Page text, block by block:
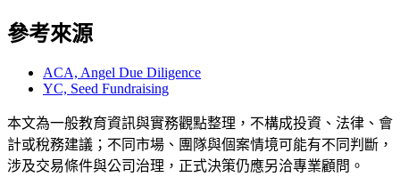
參考來源
ACA, Angel Due Diligence
YC, Seed Fundraising
本文為一般教育資訊與實務觀點整理，不構成投資、法律、會
計或稅務建議；不同市場、團隊與個案情境可能有不同判斷，
涉及交易條件與公司治理，正式決策仍應另洽專業顧問。